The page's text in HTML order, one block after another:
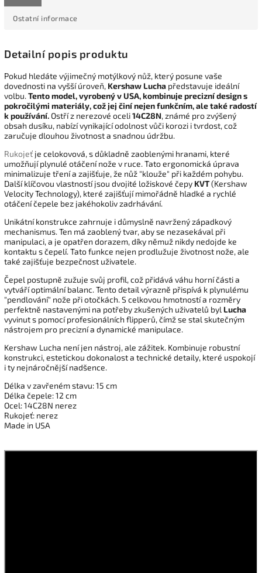
Ostatní informace
Detailní popis produktu
Pokud hledáte výjimečný motýlkový nůž, který posune vaše
dovednosti na vyšší úroveň, Kershaw Lucha představuje ideální
volbu.Tento model, vyrobený v USA, kombinuje precizní design s
pokročilými materiály, což jej činí nejen funkčním, ale také radostí
k používání.Ostří z nerezové oceli14C28N, známé pro zvýšený
obsah dusíku, nabízí vynikající odolnost vůči korozi i tvrdost, což
zaručuje dlouhou životnost a snadnou údržbu.
Rukojeť je celokovová, s důkladně zaoblenými hranami, které
umožňují plynulé otáčení nože v ruce. Tato ergonomická úprava
minimalizuje tření a zajišťuje, že nůž "klouže" při každém pohybu.
Další klíčovou vlastností jsou dvojité ložiskové čepy KVT(Kershaw
Velocity Technology), které zajišťují mimořádně hladké a rychlé
otáčení čepele bez jakéhokoliv zadrhávání.
Unikátní konstrukce zahrnuje i důmyslně navržený západkový
mechanismus. Ten má zaoblený tvar, aby se nezasekával při
manipulaci, a je opatřen dorazem, díky němuž nikdy nedojde ke
kontaktu s čepelí. Tato funkce nejen prodlužuje životnost nože, ale
také zajišťuje bezpečnost uživatele.
Čepel postupně zužuje svůj profil, což přidává váhu horní části a
vytváří optimální balanc. Tento detail výrazně přispívá k plynulému
"pendlování" nože při otočkách. S celkovou hmotností a rozměry
perfektně nastavenými na potřeby zkušených uživatelů byl Lucha
vyvinut s pomocí profesionálních flipperů, čímž se stal skutečným
nástrojem pro precizní a dynamické manipulace.
Kershaw Lucha není jen nástroj, ale zážitek. Kombinuje robustní
konstrukci, estetickou dokonalost a technické detaily, které uspokojí
i ty nejnáročnější nadšence.
Délka v zavřeném stavu: 15 cm
Délka čepele: 12 cm
Ocel: 14C28N nerez
Rukojeť: nerez
Made in USA